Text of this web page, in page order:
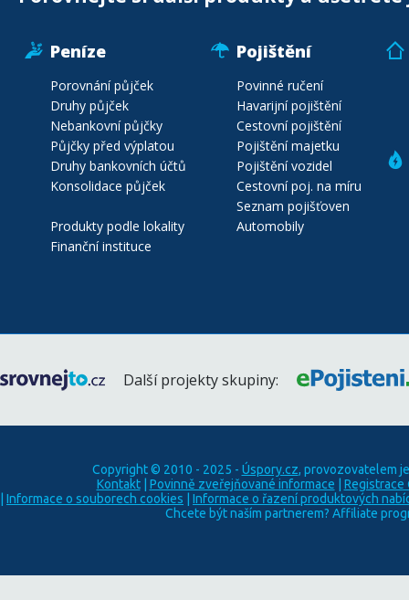
Peníze
Porovnání půjček
Druhy půjček
Nebankovní půjčky
Půjčky před výplatou
Druhy bankovních účtů
Konsolidace půjček
Produkty podle lokality
Finanční instituce
Pojištění
Povinné ručení
Havarijní pojištění
Cestovní pojištění
Pojištění majetku
Pojištění vozidel
Cestovní poj. na míru
Seznam pojišťoven
Automobily
Další projekty skupiny:
Copyright © 2010 - 2025 - Úspory.cz, provozovatelem
Kontakt| Povinně zveřejňované informace
Registrace
Informace o souborech cookies
Informace o řazení produktových
Chcete být naším partnerem? Affiliate